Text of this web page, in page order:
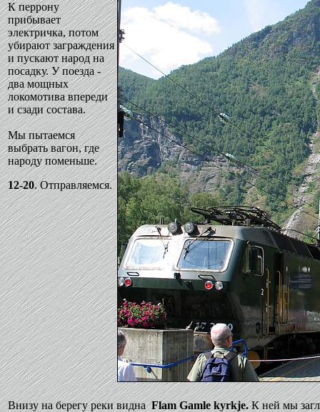
К перрону
прибывает
электричка, потом
убирают заграждения
и пускают народ на
посадку. У поезда -
два мощных
локомотива впереди
и сзади состава.
Мы пытаемся
выбрать вагон, где
народу поменьше.
12-20. Отправляемся.
Внизу на берегу реки виднаFlam Gamle kyrkje.К ней мы